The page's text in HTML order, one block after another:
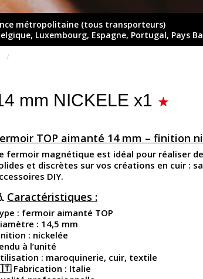
métropolitaine (tous transporteurs)
Luxembourg, Espagne, Portugal, Pays
mm NICKELE x1
TOP aimanté 14 mm – finition
fermoir magnétique est idéal pour réaliser
et discrètes sur vos créations en cuir :
DIY.
Caractéristiques :
: fermoir aimanté TOP
: 14,5 mm
: nickelée
à l’unité
: maroquinerie, cuir, textile
Fabrication : Italie